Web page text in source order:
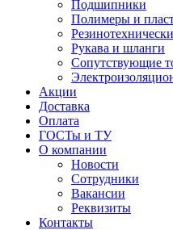
Подшипники
Полимеры и
Рукава и шланги
Сопутствующие
Акции
Доставка
Оплата
ГОСТы и ТУ
О компании
Новости
Сотрудники
Вакансии
Реквизиты
Контакты